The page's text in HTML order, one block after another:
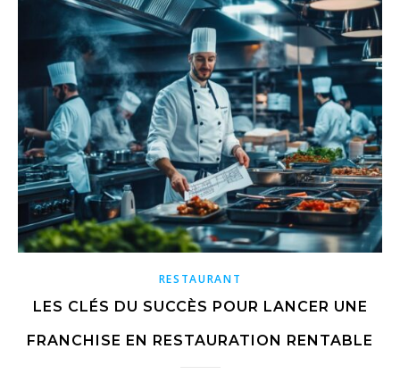
RESTAURANT
LES CLÉS DU SUCCÈS POUR LANCER UNE
FRANCHISE EN RESTAURATION RENTABLE